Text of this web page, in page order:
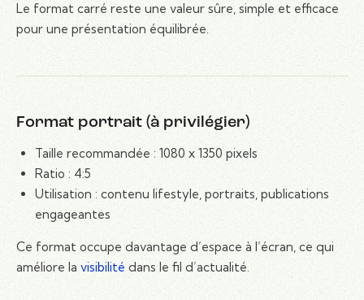
Le format carré reste une valeur sûre, simple et efficace
pour une présentation équilibrée.
Format portrait (à privilégier)
Taille recommandée : 1080 x 1350 pixels
Ratio : 4:5
Utilisation : contenu lifestyle, portraits, publications
engageantes
Ce format occupe davantage d’espace à l’écran, ce qui
améliore la visibilité dans le fil d’actualité.